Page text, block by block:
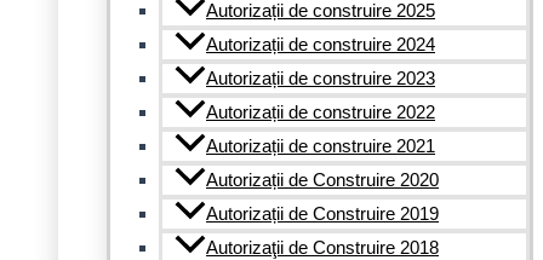
Autorizații de construire 2025
Autorizații de construire 2024
Autorizații de construire 2023
Autorizații de construire 2022
Autorizații de construire 2021
Autorizații de Construire 2020
Autorizații de Construire 2019
Autorizaţii de Construire 2018